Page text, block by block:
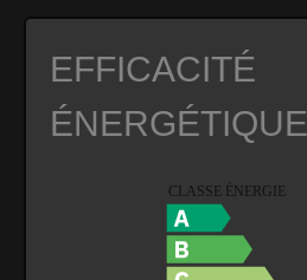
EFFICACITÉ
ÉNERGÉTIQUE